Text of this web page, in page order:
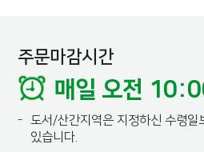
주문마감시간
매일 오전
-
도서/산간지역은 지정하신 수령일
있습니다.